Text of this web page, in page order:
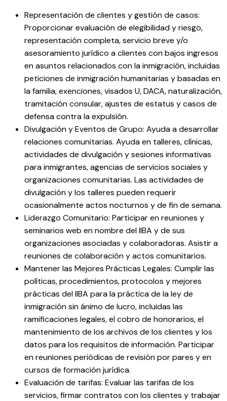
Representación de clientes y gestión de casos:
Proporcionar evaluación de elegibilidad y riesgo,
representación completa, servicio breve y/o
asesoramiento jurídico a clientes con bajos ingresos
en asuntos relacionados con la inmigración, incluidas
peticiones de inmigración humanitarias y basadas en
la familia, exenciones, visados U, DACA, naturalización,
tramitación consular, ajustes de estatus y casos de
defensa contra la expulsión.
Divulgación y Eventos de Grupo: Ayuda a desarrollar
relaciones comunitarias. Ayuda en talleres, clínicas,
actividades de divulgación y sesiones informativas
para inmigrantes, agencias de servicios sociales y
organizaciones comunitarias. Las actividades de
divulgación y los talleres pueden requerir
ocasionalmente actos nocturnos y de fin de semana.
Liderazgo Comunitario: Participar en reuniones y
seminarios web en nombre del IIBA y de sus
organizaciones asociadas y colaboradoras. Asistir a
reuniones de colaboración y actos comunitarios.
Mantener las Mejores Prácticas Legales: Cumplir las
políticas, procedimientos, protocolos y mejores
prácticas del IIBA para la práctica de la ley de
inmigración sin ánimo de lucro, incluidas las
ramificaciones legales, el cobro de honorarios, el
mantenimiento de los archivos de los clientes y los
datos para los requisitos de información. Participar
en reuniones periódicas de revisión por pares y en
cursos de formación jurídica.
Evaluación de tarifas: Evaluar las tarifas de los
servicios, firmar contratos con los clientes y trabajar